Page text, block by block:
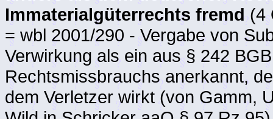
Immaterialgüterrechts fremd (4
= wbl 2001/290 - Vergabe von
Verwirkung als ein aus § 242
Rechtsmissbrauchs anerkannt,
dem Verletzer wirkt (von Gamm,